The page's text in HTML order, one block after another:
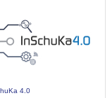
4.0